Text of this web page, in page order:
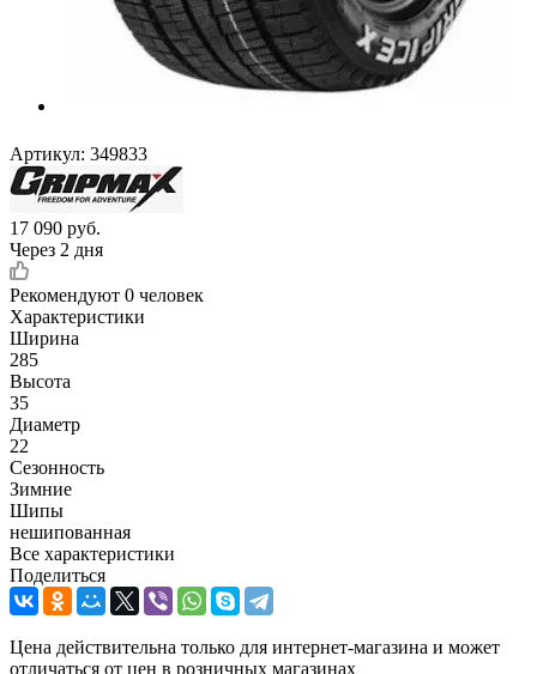
Артикул: 349833
17 090 руб.
Через 2 дня
Рекомендуют 0 человек
Характеристики
Ширина
285
Высота
35
Диаметр
22
Сезонность
Зимние
Шипы
нешипованная
Все характеристики
Поделиться
Цена действительна только для интернет-магазина и может
отличаться от цен в розничных магазинах